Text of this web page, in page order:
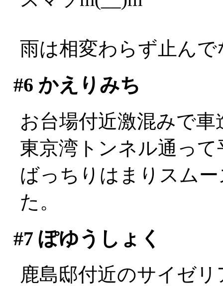
雨は相変わらず止ん
#6 かえりみち
お台場付近激混みで車
東京湾トンネル通っ
ばっちりはまりスム
た。
#7 ぽゆうしょく
鹿島邸付近のサイゼ